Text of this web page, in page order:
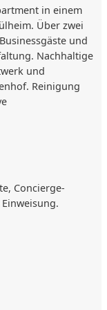
in einem
Über zwei
und
Nachhaltige
und
Reinigung
Concierge-
mit